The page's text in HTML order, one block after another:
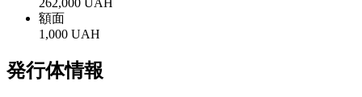
額面
1,000 UAH
発行体情報